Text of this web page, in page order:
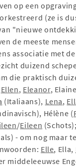
op een
(ze is
"nieuwe
de meeste
associatie met
duizend
die praktisch
Ellen, Eleanor,
(Italiaans), Lena,
Hélène (
/Eileen
- om nog maar
Elle, Ella,
middeleeuwse